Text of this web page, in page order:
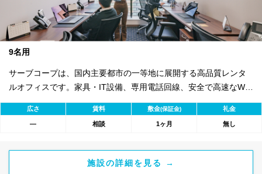
9名用
サーブコープは、国内主要都市の一等地に展開する高品質レンタ
ルオフィスです。家具・IT設備、専用電話回線、安全で高速なWi-
Fiを完備。バイリンガル秘書・受付サービス付きで即日ビジネス開
始が可能。初期費用を抑え、会議室やコワーキングスペースも利
用可能。最短1ヶ月から契約でき、柔軟な働き方に対応します。
広さ 賃料 敷金(保証金) 礼金
― 相談 1ヶ月 無し
施設の詳細を見る →